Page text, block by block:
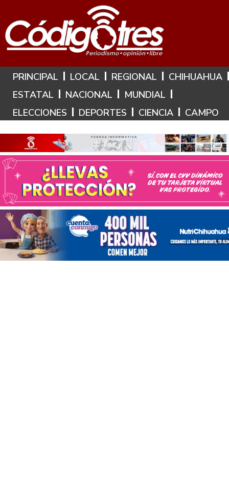
Hoy es: 5 de Agosto de 2026
PRINCIPAL LOCAL REGIONAL
CHIHUAHUA
ESTATAL
NACIONAL
MUNDIAL
ELECCIONES
DEPORTES CIENCIA CAMPO